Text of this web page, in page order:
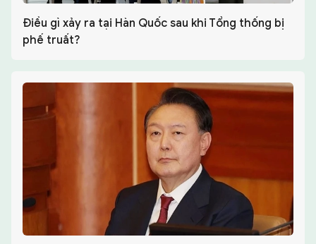
Điều gì xảy ra tại Hàn Quốc sau khi Tổng thống bị
phế truất?